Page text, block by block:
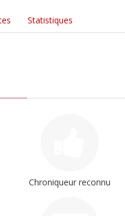
Statistiques
Chroniqueur reconnu